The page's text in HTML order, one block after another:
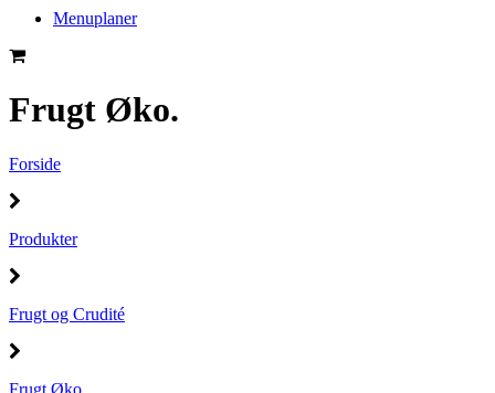
Menuplaner
Frugt Øko.
Forside
Produkter
Frugt og Crudité
Frugt Øko.